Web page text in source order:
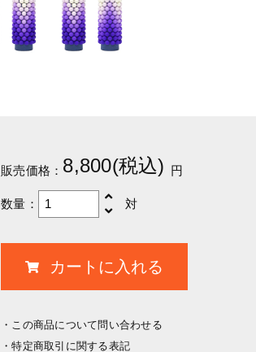
販売価格： 8,800(税込) 円
数量： 対
この商品について問い合わせる
特定商取引に関する表記